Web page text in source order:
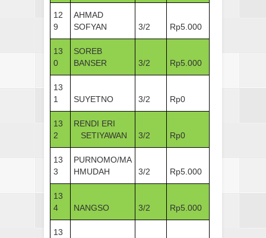
12
9
AHMAD
SOFYAN
3/2 Rp5.000
13
0
SOREB
BANSER
3/2 Rp5.000
13
1
SUYETNO 3/2 Rp0
13
2
RENDI ERI
SETIYAWAN
3/2 Rp0
13
3
PURNOMO/MA
HMUDAH
3/2 Rp5.000
13
4
NANGSO 3/2 Rp5.000
13